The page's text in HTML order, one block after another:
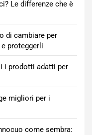
Le differenze che è
di cambiare per
proteggerli
i prodotti adatti per
migliori per i
come sembra: